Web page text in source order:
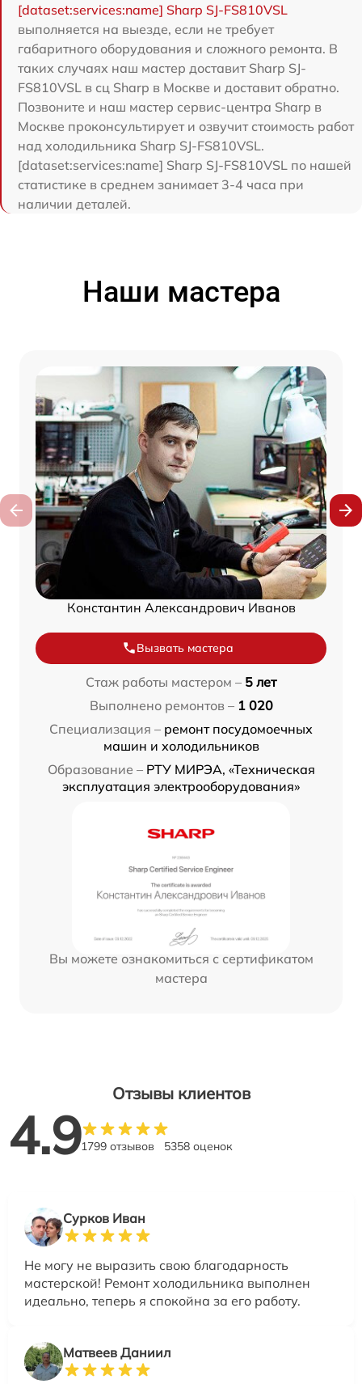
[dataset:services:name] Sharp SJ-FS810VSL
выполняется на выезде, если не требует
габаритного оборудования и сложного ремонта. В
таких случаях наш мастер доставит Sharp SJ-
FS810VSL в сц Sharp в Москве и доставит обратно.
Позвоните и наш мастер сервис-центра Sharp в
Москве проконсультирует и озвучит стоимость работ
над холодильника Sharp SJ-FS810VSL.
[dataset:services:name] Sharp SJ-FS810VSL по нашей
статистике в среднем занимает 3-4 часа при
наличии деталей.
Наши мастера
Константин Александрович Иванов
Вызвать мастера
Стаж работы мастером – 5 лет
Выполнено ремонтов – 1 020
Специализация – ремонт посудомоечных
машин и холодильников
Образование – РТУ МИРЭА, «Техническая
эксплуатация электрооборудования»
Вы можете ознакомиться с сертификатом
мастера
Отзывы клиентов
4.91799 отзывов 5358 оценок
Сурков Иван
Не могу не выразить свою благодарность
мастерской! Ремонт холодильника выполнен
идеально, теперь я спокойна за его работу.
Матвеев Даниил